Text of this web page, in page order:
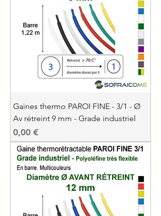
Gaines thermo PAROI FINE - 3/1 - Ø
Av rétreint 9 mm - Grade industriel
Precio
0,00 €